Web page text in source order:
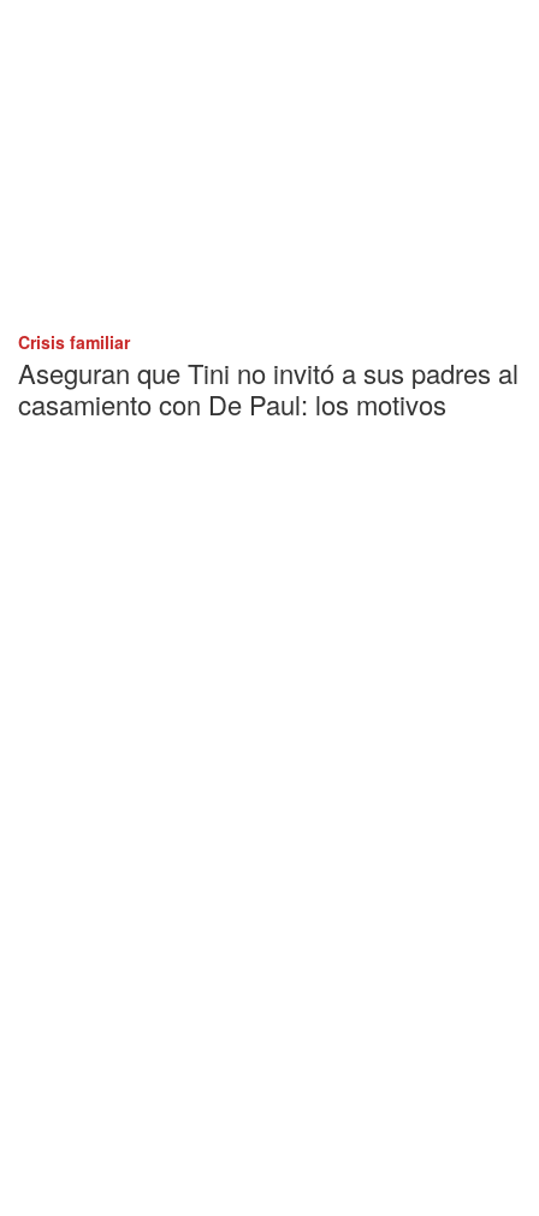
Crisis familiar
Aseguran que Tini no invitó a sus padres al
casamiento con De Paul: los motivos